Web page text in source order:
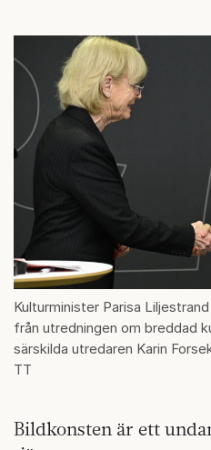
Kulturminister Parisa
från utredningen om breddad
särskilda utredaren Karin
TT
Bildkonsten är ett